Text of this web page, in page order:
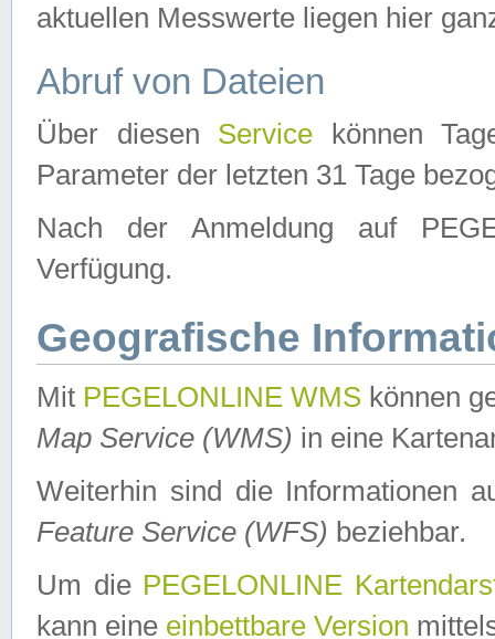
aktuellen Messwerte liegen hier
Abruf von Dateien
Über diesen Service können
Parameter der letzten 31 Tage
Nach der Anmeldung auf
Verfügung.
Geografische
Mit PEGELONLINE WMS können
Map Service (WMS) in eine
Weiterhin sind die Informationen
Feature Service (WFS) beziehbar.
Um die PEGELONLINE
kann eine einbettbare Version